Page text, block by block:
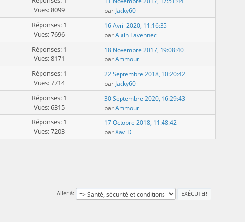
Vues: 8099
par Jacky60
Réponses: 1
Vues: 7696
16 Avril 2020, 11:16:35
parAlain Favennec
Réponses: 1
Vues: 8171
18 Novembre 2017, 19:08:40
parAmmour
Réponses: 1
Vues: 7714
22 Septembre 2018, 10:20:42
par Jacky60
Réponses: 1
Vues: 6315
30 Septembre 2020, 16:29:43
parAmmour
Réponses: 1
Vues: 7203
17 Octobre 2018, 11:48:42
parXav_D
Aller à